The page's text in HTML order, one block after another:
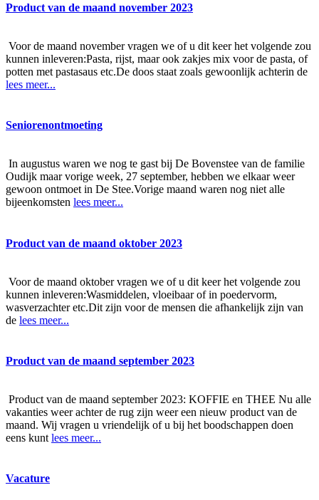
Product van de maand november 2023
Voor de maand november vragen we of u dit keer het volgende zou
kunnen inleveren:Pasta, rijst, maar ook zakjes mix voor de pasta, of
potten met pastasaus etc.De doos staat zoals gewoonlijk achterin de
lees meer...
Seniorenontmoeting
In augustus waren we nog te gast bij De Bovenstee van de familie
Oudijk maar vorige week, 27 september, hebben we elkaar weer
gewoon ontmoet in De Stee.Vorige maand waren nog niet alle
bijeenkomsten lees meer...
Product van de maand oktober 2023
Voor de maand oktober vragen we of u dit keer het volgende zou
kunnen inleveren:Wasmiddelen, vloeibaar of in poedervorm,
wasverzachter etc.Dit zijn voor de mensen die afhankelijk zijn van
de lees meer...
Product van de maand september 2023
Product van de maand september 2023: KOFFIE en THEE Nu alle
vakanties weer achter de rug zijn weer een nieuw product van de
maand. Wij vragen u vriendelijk of u bij het boodschappen doen
eens kunt lees meer...
Vacature